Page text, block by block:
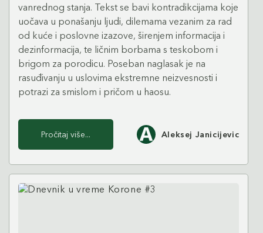
vanrednog stanja. Tekst se bavi kontradikcijama koje
uočava u ponašanju ljudi, dilemama vezanim za rad
od kuće i poslovne izazove, širenjem informacija i
dezinformacija, te ličnim borbama s teskobom i
brigom za porodicu. Poseban naglasak je na
rasuđivanju u uslovima ekstremne neizvesnosti i
potrazi za smislom i pričom u haosu.
Pročitaj više... Aleksej Janicijevic